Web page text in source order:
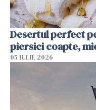
Desertul perfect
piersici coapte,
05 IULIE 2026